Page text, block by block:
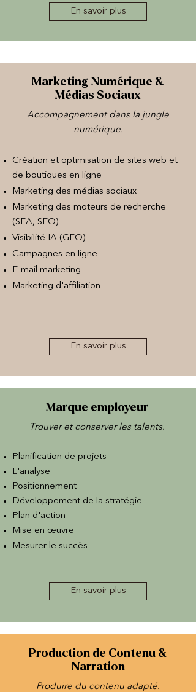
En savoir plus
Marketing Numérique &
Médias Sociaux
Accompagnement dans la jungle
numérique.
Création et optimisation de sites web et
de boutiques en ligne
Marketing des médias sociaux
Marketing des moteurs de recherche
(SEA, SEO)
Visibilité IA (GEO)
Campagnes en ligne
E-mail marketing
Marketing d'affiliation
En savoir plus
Marque employeur
Trouver et conserver les talents.
Planification de projets
L'analyse
Positionnement
Développement de la stratégie
Plan d'action
Mise en œuvre
Mesurer le succès
En savoir plus
Production de Contenu &
Narration
Produire du contenu adapté.